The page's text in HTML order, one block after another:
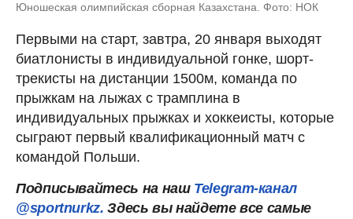
Юношеская олимпийская сборная Казахстана. Фото: НОК
Первыми на старт, завтра, 20 января выходят
биатлонисты в индивидуальной гонке, шорт-
трекисты на дистанции 1500м, команда по
прыжкам на лыжах с трамплина в
индивидуальных прыжках и хоккеисты, которые
сыграют первый квалификационный матч с
командой Польши.
Подписывайтесь на наш Telegram-канал
@sportnurkz. Здесь вы найдете все самые